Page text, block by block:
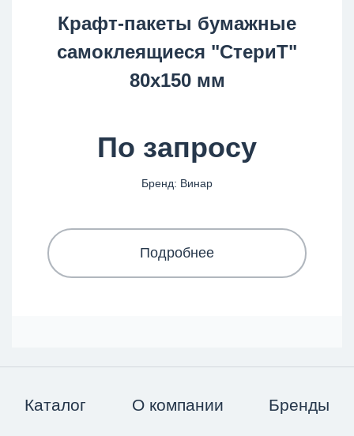
Крафт-пакеты бумажные
самоклеящиеся "СтериТ"
80x150 мм
По запросу
Бренд: Винар
Подробнее
Каталог О компании Бренды